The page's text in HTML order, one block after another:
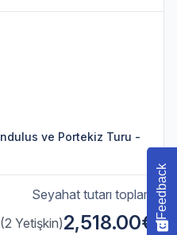
ve Portekiz Turu -
Seyahat tutarı toplam
(2 Yetişkin)2,518.00€
Feedback